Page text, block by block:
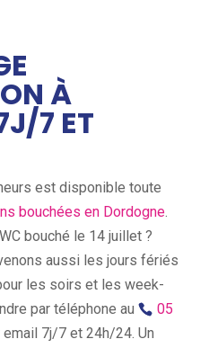
À
7 ET
est disponible toute
bouchées en Dordogne.
bouché le 14 juillet ?
aussi les jours fériés
les soirs et les week-
par téléphone au
05
email 7j/7 et 24h/24. Un